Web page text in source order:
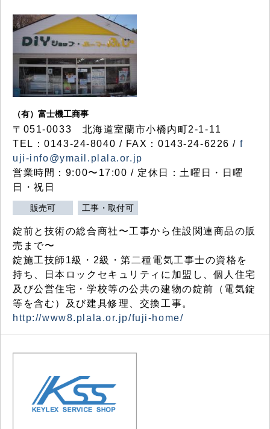
（有）富士機工商事
〒051-0033 北海道室蘭市小橋内町2-1-11
TEL：0143-24-8040 / FAX：0143-24-6226 / f
uji-info@ymail.plala.or.jp
営業時間：9:00〜17:00 / 定休日：土曜日・日曜
日・祝日
販売可 工事・取付可
錠前と技術の総合商社〜工事から住設関連商品の販
売まで〜
錠施工技師1級・2級・第二種電気工事士の資格を
持ち、日本ロックセキュリティに加盟し、個人住宅
及び公営住宅・学校等の公共の建物の錠前（電気錠
等を含む）及び建具修理、交換工事。
http://www8.plala.or.jp/fuji-home/